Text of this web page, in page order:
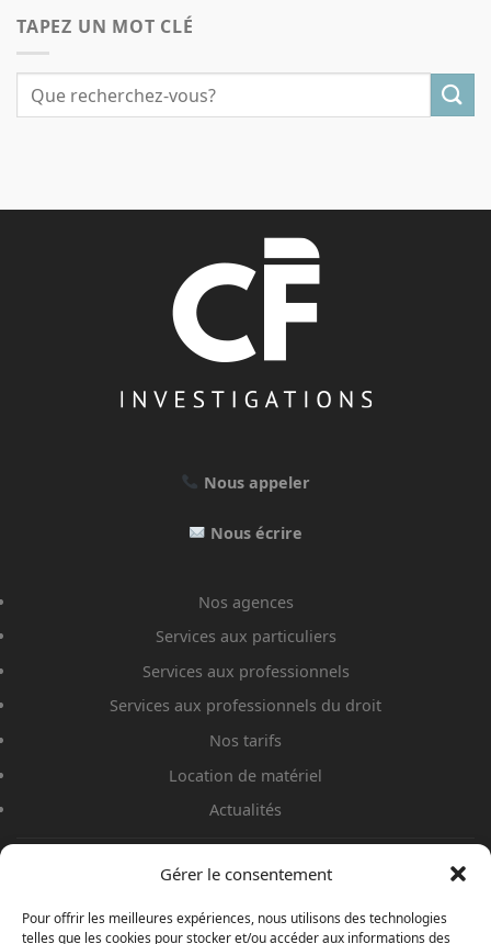
Gérer le consentement
Pour offrir les meilleures expériences, nous utilisons des technologies
telles que les cookies pour stocker et/ou accéder aux informations des
TAPEZ UN MOT CLÉ
Nous appeler
Nous écrire
Nos agences
Services aux particuliers
Services aux professionnels
Services aux professionnels du droit
Nos tarifs
Location de matériel
Actualités